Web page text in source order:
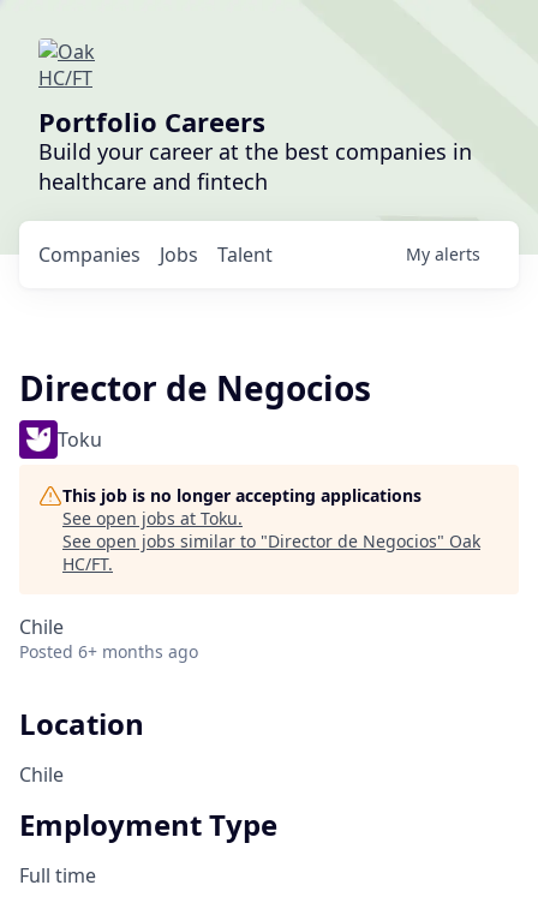
Portfolio Careers
Build your career at the best companies in
healthcare and fintech
Jobs
Companies Talent My alerts
Director de Negocios
Toku
This job is no longer accepting applications
See open jobs at Toku.
See open jobs similar to "Director de Negocios" Oak
HC/FT.
Chile
Posted 6+ months ago
Location
Chile
Employment Type
Full time